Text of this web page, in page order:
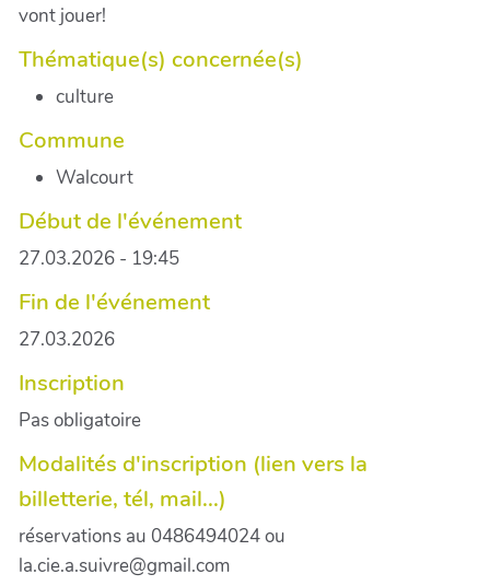
vont jouer!
Thématique(s) concernée(s)
culture
Commune
Walcourt
Début de l'événement
27.03.2026 - 19:45
Fin de l'événement
27.03.2026
Inscription
Pas obligatoire
Modalités d'inscription (lien vers la
billetterie, tél, mail...)
réservations au 0486494024 ou
la.cie.a.suivre@gmail.com